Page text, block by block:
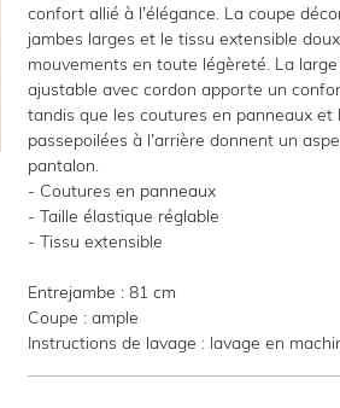
confort allié à l’élégance. La coupe
jambes larges et le tissu extensible
mouvements en toute légèreté. La
ajustable avec cordon apporte un
tandis que les coutures en panneaux et
passepoilées à l’arrière donnent un
pantalon.
- Coutures en panneaux
- Taille élastique réglable
- Tissu extensible
Entrejambe : 81 cm
Coupe : ample
Instructions de lavage : lavage en